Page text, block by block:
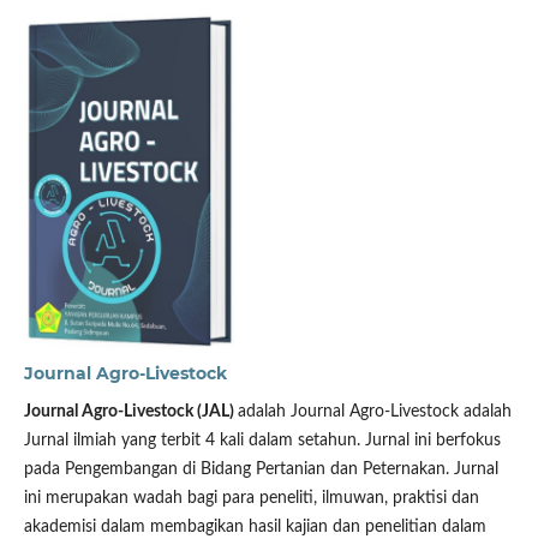
Journal Agro-Livestock
Journal Agro-Livestock (JAL) adalah Journal Agro-Livestock adalah
Jurnal ilmiah yang terbit 4 kali dalam setahun. Jurnal ini berfokus
pada Pengembangan di Bidang Pertanian dan Peternakan. Jurnal
ini merupakan wadah bagi para peneliti, ilmuwan, praktisi dan
akademisi dalam membagikan hasil kajian dan penelitian dalam